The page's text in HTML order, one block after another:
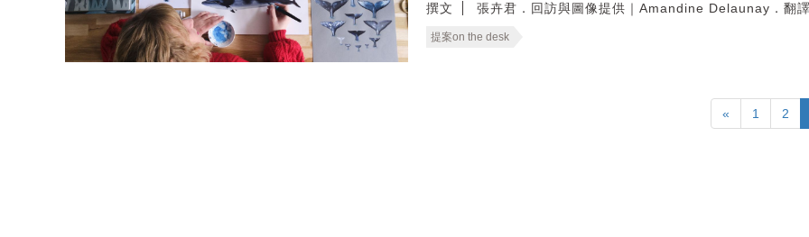
撰文 張卉君．回訪與圖像提供｜Amandine Delaunay．翻
提案on the desk
« 1 2